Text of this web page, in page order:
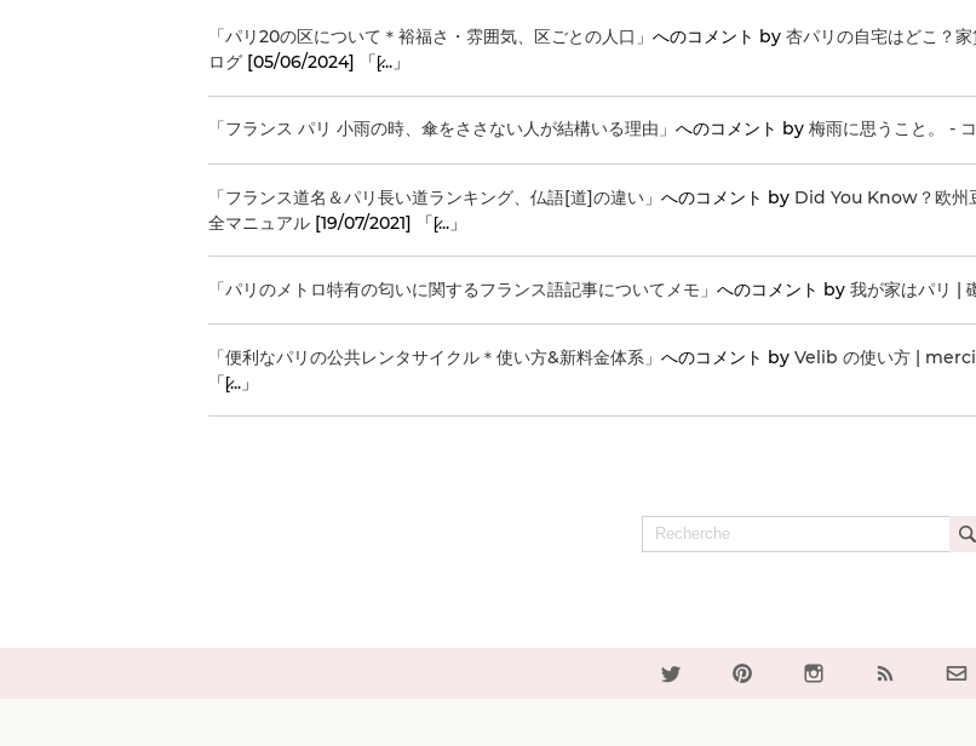
「パリ20の区について＊裕福さ・雰囲気、区ごとの人口」 へのコメント by 杏パリの自宅はどこ？
ログ [05/06/2024] 「[̷...」
「フランス パリ 小雨の時、傘をささない人が結構いる理由」 へのコメント by 梅雨に思うこと。 -
「フランス道名＆パリ長い道ランキング、仏語[道]の違い」 へのコメント by Did You Know？欧州
全マニュアル [19/07/2021] 「[̷...」
「パリのメトロ特有の匂いに関するフランス語記事についてメモ」 へのコメント by 我が家はパリ |
「便利なパリの公共レンタサイクル＊使い方&新料金体系」 へのコメント by Velib の使い方 |
「[̷...」